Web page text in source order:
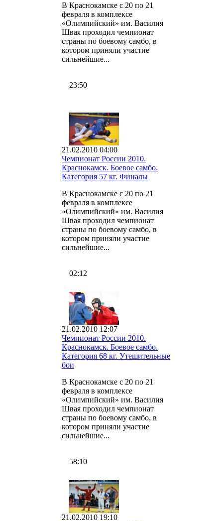
В Краснокамске с 20 по 21
февраля в комплексе
«Олимпийский» им. Василия
Швая проходил чемпионат
страны по боевому самбо, в
котором приняли участие
сильнейшие...
23:50
21.02.2010 04:00
Чемпионат России 2010.
Краснокамск. Боевое самбо.
Категория 57 кг. Финалы
В Краснокамске с 20 по 21
февраля в комплексе
«Олимпийский» им. Василия
Швая проходил чемпионат
страны по боевому самбо, в
котором приняли участие
сильнейшие...
02:12
21.02.2010 12:07
Чемпионат России 2010.
Краснокамск. Боевое самбо.
Категория 68 кг. Утешительные
бои
В Краснокамске с 20 по 21
февраля в комплексе
«Олимпийский» им. Василия
Швая проходил чемпионат
страны по боевому самбо, в
котором приняли участие
сильнейшие...
58:10
21.02.2010 19:10